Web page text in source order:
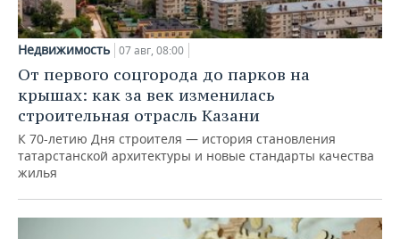
Недвижимость 07 авг, 08:00
От первого соцгорода до парков на
крышах: как за век изменилась
строительная отрасль Казани
К 70-летию Дня строителя — история становления
татарстанской архитектуры и новые стандарты качества
жилья